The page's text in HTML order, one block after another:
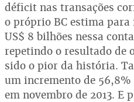
déficit nas transações
o próprio BC estima
US$ 8 bilhões nessa
repetindo o resultado de
sido o pior da história.
um incremento de
em novembro de 2013. E